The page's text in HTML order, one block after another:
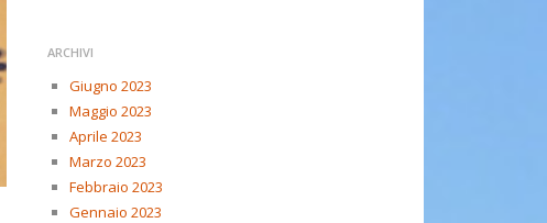
ARCHIVI
Giugno 2023
Maggio 2023
Aprile 2023
Marzo 2023
Febbraio 2023
Gennaio 2023